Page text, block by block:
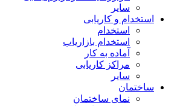
سایر
استخدام و کاریابی
استخدام
استخدام بازاریاب
آماده به کار
مراکز کاریابی
سایر
ساختمان
نمای ساختمان